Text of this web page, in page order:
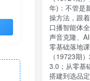
年)：不管是
操方法，跟
口播智能体
声音克隆、
零基础落地课
（19723期
3.0；从零基
搭建到选品